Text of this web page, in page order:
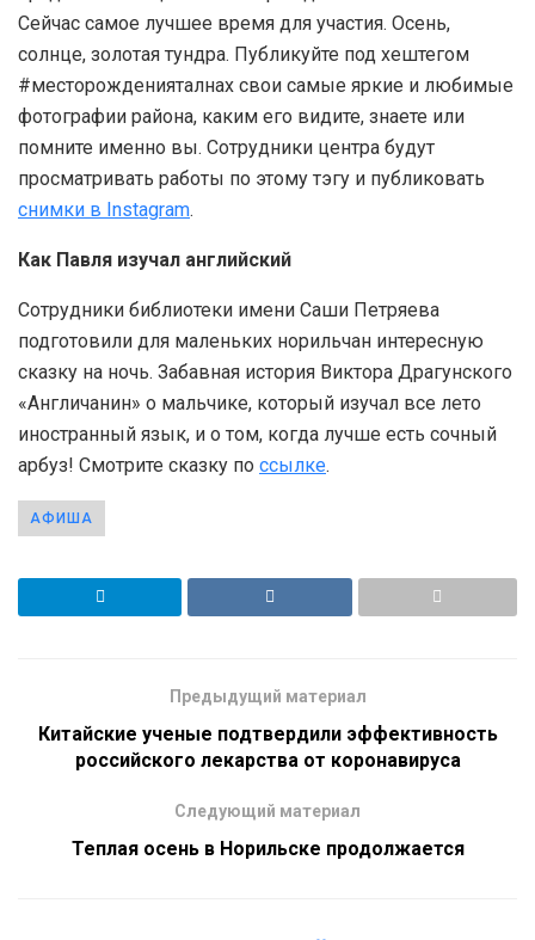
Сейчас самое лучшее время для участия. Осень,
солнце, золотая тундра. Публикуйте под хештегом
#месторожденияталнах свои самые яркие и любимые
фотографии района, каким его видите, знаете или
помните именно вы. Сотрудники центра будут
просматривать работы по этому тэгу и публиковать
снимки в Instagram.
Как Павля изучал английский
Сотрудники библиотеки имени Саши Петряева
подготовили для маленьких норильчан интересную
сказку на ночь. Забавная история Виктора Драгунского
«Англичанин» о мальчике, который изучал все лето
иностранный язык, и о том, когда лучше есть сочный
арбуз! Смотрите сказку по ссылке.
АФИША
Предыдущий материал
Китайские ученые подтвердили эффективность
российского лекарства от коронавируса
Следующий материал
Теплая осень в Норильске продолжается